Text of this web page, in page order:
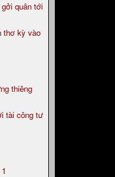
quân tới
thơ kỳ vào
thiêng
tài công tư